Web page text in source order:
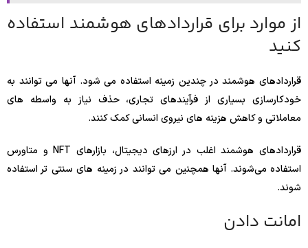
از موارد برای قراردادهای هوشمند استفاده
کنید
قراردادهای هوشمند در چندین زمینه استفاده می شود. آنها می توانند به
خودکارسازی بسیاری از فرآیندهای تجاری، حذف نیاز به واسطه های
معاملاتی و کاهش هزینه های نیروی انسانی کمک کنند.
قراردادهای هوشمند اغلب در ارزهای دیجیتال، بازارهای NFT و متاورس
استفاده می‌شوند. آنها همچنین می توانند در زمینه های سنتی تر استفاده
شوند.
امانت دادن